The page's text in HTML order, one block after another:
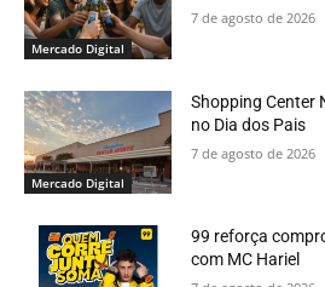
Mercado Digital
7 de agosto de 2026
Mercado Digital
Shopping Center
no Dia dos Pais
7 de agosto de 2026
99 reforça
com MC Hariel